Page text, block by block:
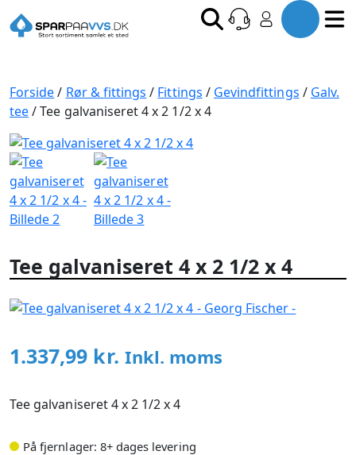
Forside/ Rør & fittings / Fittings / Gevindfittings / Galv.
tee/ Tee galvaniseret 4 x 2 1/2 x 4
Tee galvaniseret 4 x 2 1/2 x 4
1.337,99 kr. Inkl. moms
Tee galvaniseret 4 x 2 1/2 x 4
På fjernlager: 8+ dages levering